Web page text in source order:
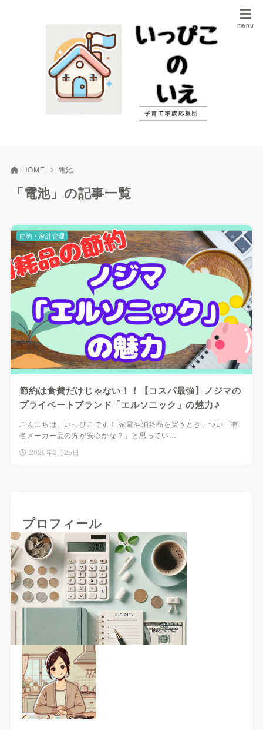
HOME 電池
「電池」の記事一覧
節約は食費だけじゃない！！【コスパ最強】ノジマの
プライベートブランド「エルソニック」の魅力♪
こんにちは、いっぴこです！ 家電や消耗品を買うとき、つい「有
名メーカー品の方が安心かな？」と思ってい…
2025年2月25日
節約・家計管理
プロフィール